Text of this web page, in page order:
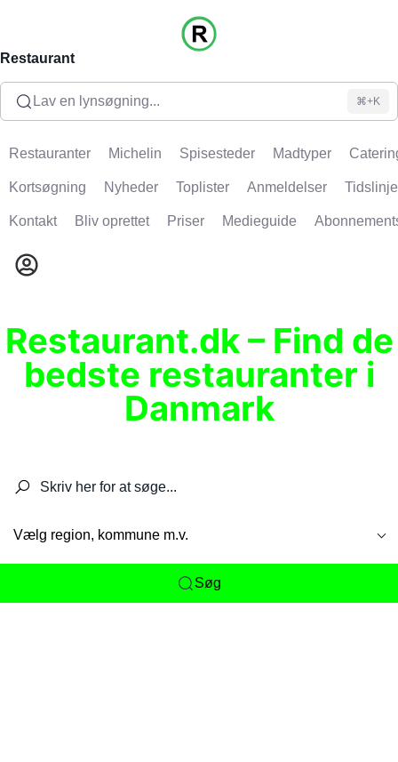
Restaurant
Lav en lynsøgning... ⌘+K
Restauranter Michelin Spisesteder Madtyper
Kortsøgning Nyheder Toplister Anmeldelser Tidslinje
Kontakt Bliv oprettet Priser Medieguide
Restaurant.dk – Find de
bedste restauranter i
Danmark
Vælg region, kommune m.v.
Søg